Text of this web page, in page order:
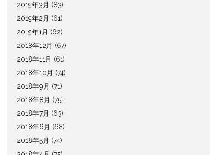
2019年3月 (83)
2019年2月 (61)
2019年1月 (62)
2018年12月 (67)
2018年11月 (61)
2018年10月 (74)
2018年9月 (71)
2018年8月 (75)
2018年7月 (63)
2018年6月 (68)
2018年5月 (74)